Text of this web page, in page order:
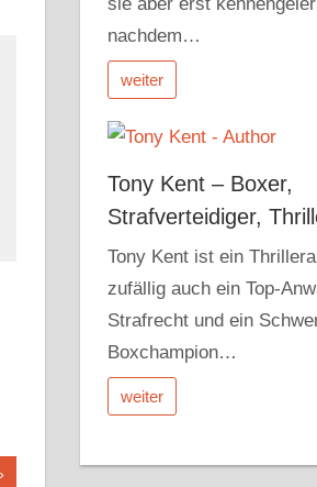
nachdem…
weiter
Tony Kent – Boxer,
Strafverteidiger,
Tony Kent ist ein
zufällig auch ein Top-
Strafrecht und ein
Boxchampion…
weiter